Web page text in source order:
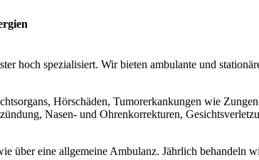
hoch spezialisiert. Wir bieten ambulante und
Hörschäden, Tumorerkankungen wie
Nasen- und Ohrenkorrekturen,
eine allgemeine Ambulanz. Jährlich behandeln